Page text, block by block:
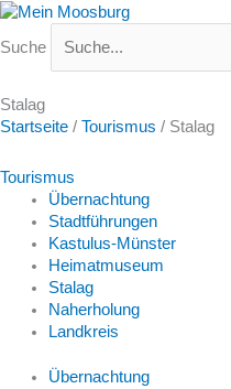
Suche
Stalag
Startseite / Tourismus / Stalag
Tourismus
Übernachtung
Stadtführungen
Kastulus-Münster
Heimatmuseum
Stalag
Naherholung
Landkreis
Übernachtung